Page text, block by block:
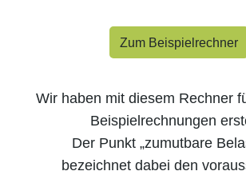
Zum Beispielrechner
Wir haben mit diesem Rechner
Beispielrechnungen
Der Punkt „zumutbare
bezeichnet dabei den